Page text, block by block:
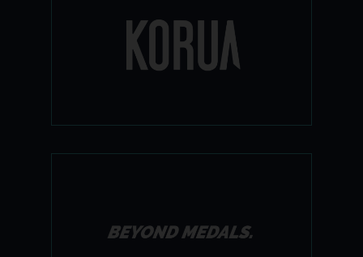
של גולשי העל קווין בקסטרום וטור